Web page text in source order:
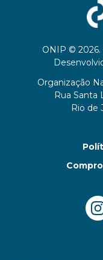
ONIP © 2026.
Organização
Rua Santa
Rio de